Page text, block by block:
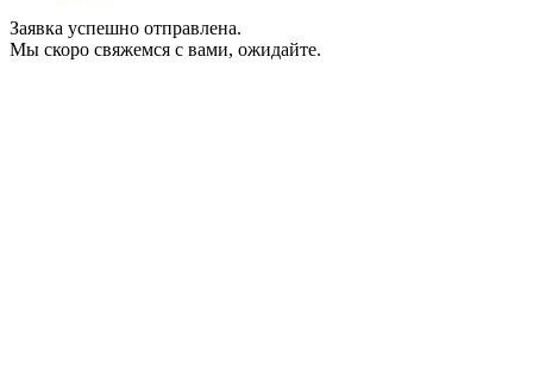
Заявка успешно отправлена.
Мы скоро свяжемся с вами, ожидайте.